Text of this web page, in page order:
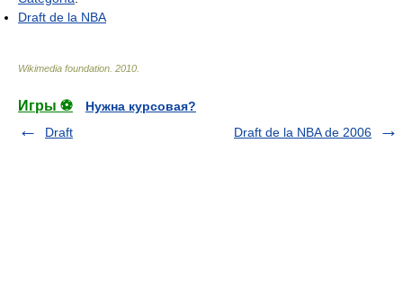
Draft de la NBA
Wikimedia foundation 2010
Игры ⚽
Нужна курсовая?
Draft
Draft de la NBA de 2006